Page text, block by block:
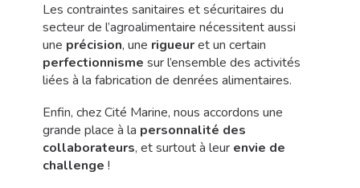
Les contraintes sanitaires et sécuritaires du
secteur de l’agroalimentaire nécessitent aussi
une précision, une rigueuret un certain
perfectionnisme sur l’ensemble des activités
liées à la fabrication de denrées alimentaires.
Enfin, chez Cité Marine, nous accordons une
grande place à la personnalité des
collaborateurs, et surtout à leurenvie de
challenge !